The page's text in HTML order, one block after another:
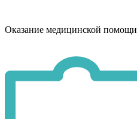
Оказание медицинской помощи